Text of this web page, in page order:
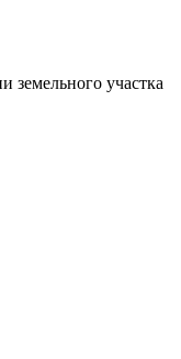
земельного участка